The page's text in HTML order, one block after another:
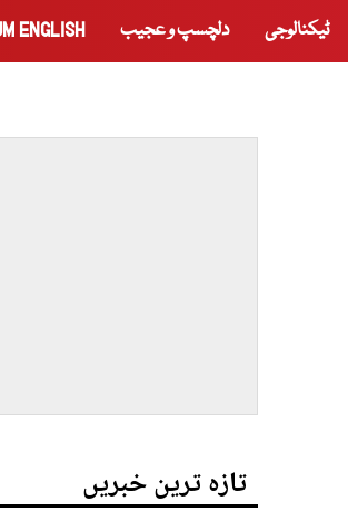
ٹیکنالوجی دلچسپ و عجیب ENGLISH
تازہ ترین خبریں